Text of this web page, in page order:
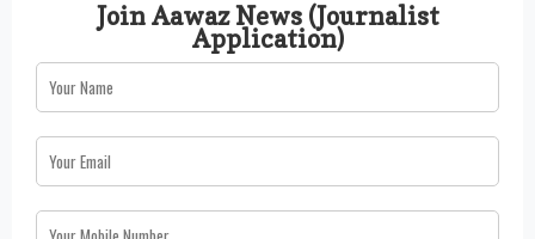
Join Aawaz News (Journalist
Application)